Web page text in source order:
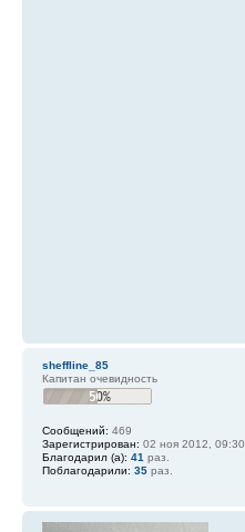
sheffline_85
Капитан очевидность
Сообщений: 469
Зарегистрирован: 02 ноя 2012, 09:30
Благодарил (а): 41 раз.
Поблагодарили: 35 раз.